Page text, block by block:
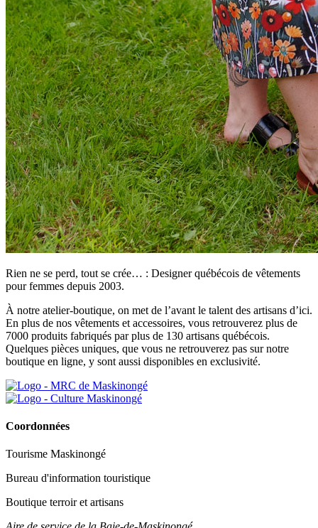
Rien ne se perd, tout se crée… : Designer québécois de vêtements
pour femmes depuis 2003.
À notre atelier-boutique, on met de l’avant le talent des artisans d’ici.
En plus de nos vêtements et accessoires, vous retrouverez plus de
7000 produits fabriqués par plus de 130 artisans québécois.
Quelques pièces uniques, que vous ne retrouverez pas sur notre
boutique en ligne, y sont aussi disponibles en exclusivité.
Coordonnées
Tourisme Maskinongé
Bureau d'information touristique
Boutique terroir et artisans